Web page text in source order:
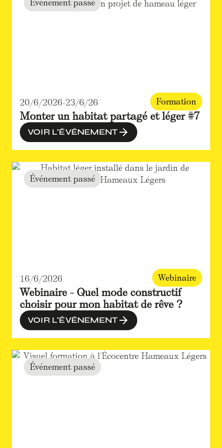
Événement passé
20/6/2026-23/6/26 Formation
Monter un habitat partagé et léger #7
VOIR L'ÉVÉNEMENT
Événement passé
16/6/2026 Webinaire
Webinaire - Quel mode constructif
choisir pour mon habitat de rêve ?
VOIR L'ÉVÉNEMENT
Événement passé